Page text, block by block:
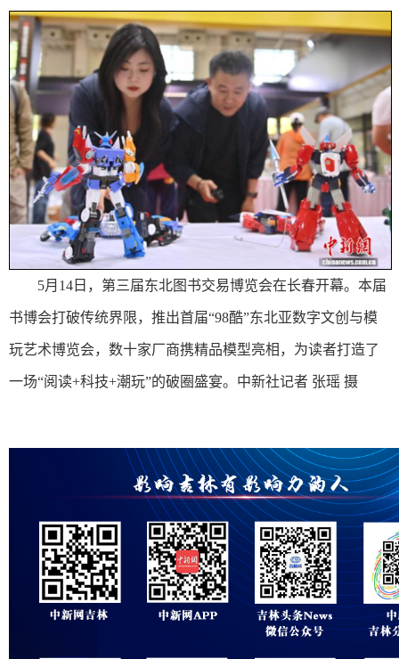
5月14日，第三届东北图书交易博览会在长春开幕。本届
书博会打破传统界限，推出首届“98酷”东北亚数字文创与模
玩艺术博览会，数十家厂商携精品模型亮相，为读者打造了
一场“阅读+科技+潮玩”的破圈盛宴。中新社记者 张瑶 摄